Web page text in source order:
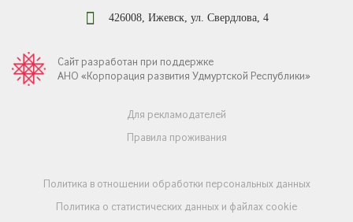
426008, Ижевск, ул. Свердлова, 4
Сайт разработан при поддержке
АНО «Корпорация развития Удмуртской Республики»
Для рекламодателей
Правила проживания
Политика в отношении обработки персональных данных
Политика о статистических данных и файлах cookie